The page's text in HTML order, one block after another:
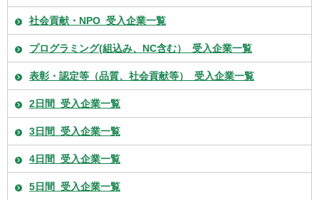
社会貢献・NPO_受入企業一覧
プログラミング(組込み、NC含む）_受入企業一覧
表彰・認定等（品質、社会貢献等）_受入企業一覧
2日間_受入企業一覧
3日間_受入企業一覧
4日間_受入企業一覧
5日間_受入企業一覧